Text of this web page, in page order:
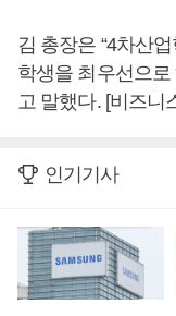
김 총장은 “4차산
학생을 최우선으
고 말했다. [비즈니
인기기사